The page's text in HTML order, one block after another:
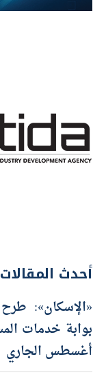
أحدث المقالات
أغسطس الجاري